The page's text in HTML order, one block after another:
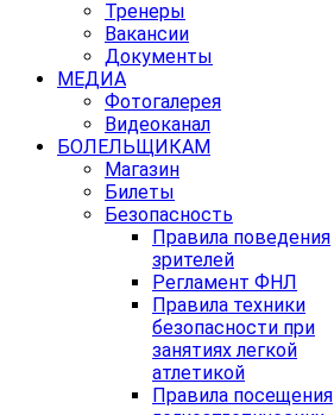
Тренеры
Вакансии
Документы
МЕДИА
Фотогалерея
Видеоканал
БОЛЕЛЬЩИКАМ
Магазин
Билеты
Безопасность
Правила поведения
зрителей
Регламент ФНЛ
Правила техники
безопасности при
занятиях легкой
атлетикой
Правила посещения